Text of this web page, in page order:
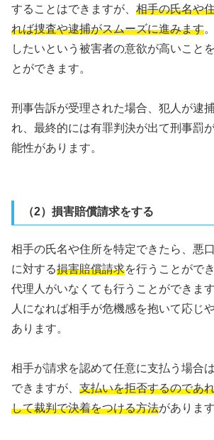
することはできますが、 相手の氏名や
れば捜査や逮捕がスムーズに進みます
したいという被害者の意欲が高いこと
とができます。
刑事告訴が受理された場合、犯人が逮
れ、最終的には有罪判決が出て刑事罰
能性があります。
（2）損害賠償請求をする
相手の氏名や住所を特定できたら、悪
に対する損害賠償請求を行うことがで
代理人がいなくても行うことができま
人になれば相手が危機感を抱いて応じ
あります。
相手が請求を認めて任意に支払う場合
できますが、 支払いを拒否するのであ
して裁判で決着をつける方法があります